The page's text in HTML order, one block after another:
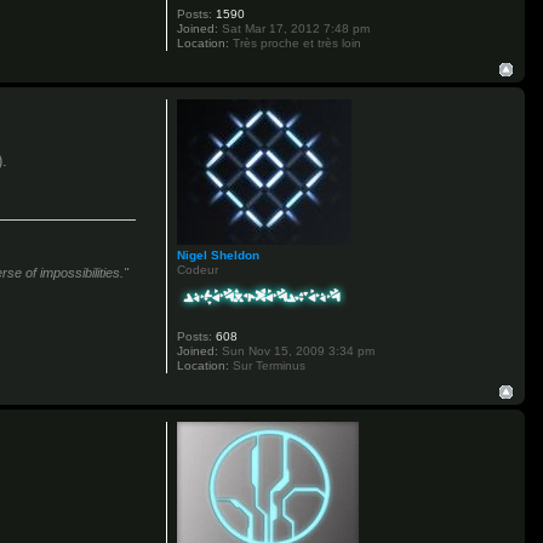
Posts: 1590
Joined: Sat Mar 17, 2012 7:48 pm
Location: Très proche et très loin
Nigel Sheldon
Codeur
Posts: 608
Joined: Sun Nov 15, 2009 3:34 pm
Location: Sur Terminus
of impossibilities."